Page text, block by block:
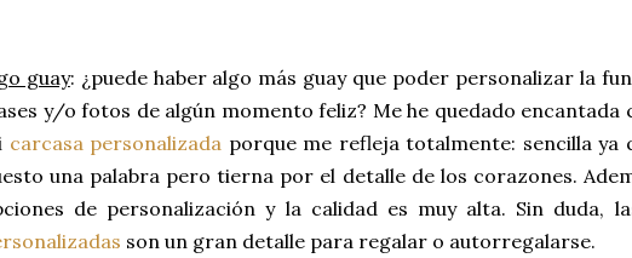
guay: ¿puede haber algo más guay que poder personalizar la
y/o fotos de algún momento feliz? Me he quedado encantada
carcasa personalizada porque me refleja totalmente: sencilla ya
una palabra pero tierna por el detalle de los corazones.
de personalización y la calidad es muy alta. Sin duda,
son un gran detalle para regalar o autorregalarse.